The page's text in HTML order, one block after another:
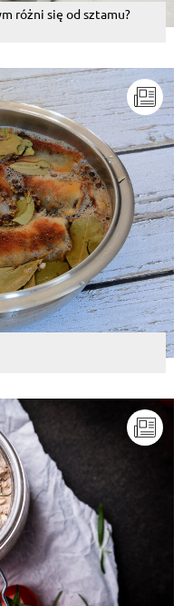
różni się od sztamu?